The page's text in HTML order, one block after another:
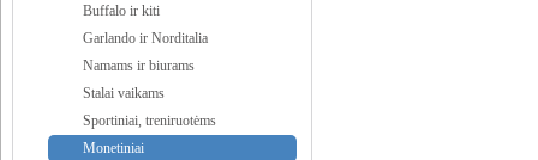
Buffalo ir kiti
Garlando ir Norditalia
Namams ir biurams
Stalai vaikams
Sportiniai, treniruotėms
Monetiniai